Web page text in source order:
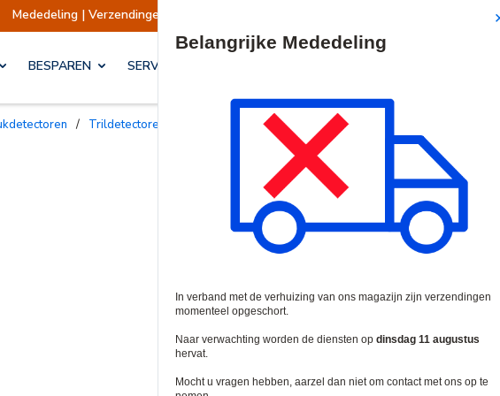
| Verzendingen opgeschort Verzendingen worden op
BESPAREN SERVICES & OPLOSSINGEN
/ Trildetectoren